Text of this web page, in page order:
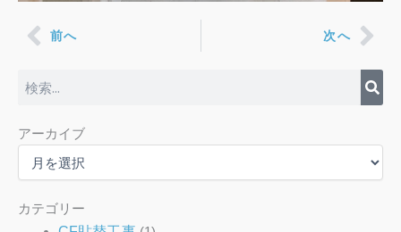
Prev
前へ 次へ
索
アーカイブ
ア
ー
イ
ブ
カテゴリー